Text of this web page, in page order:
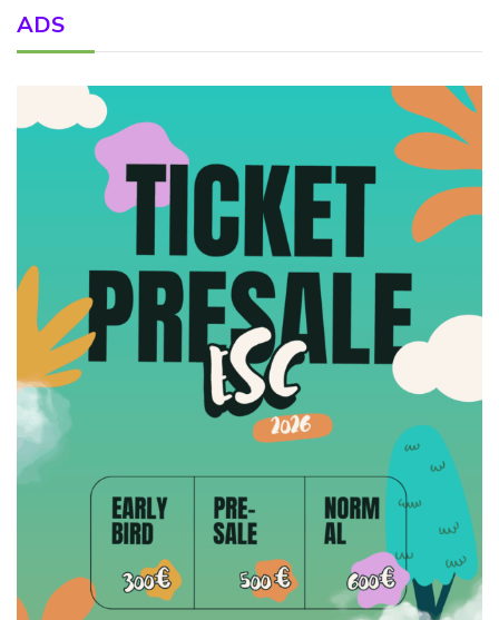
ADS